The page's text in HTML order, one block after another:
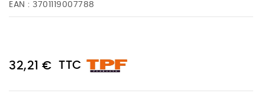
EAN : 3701119007788
32,21 € TTC